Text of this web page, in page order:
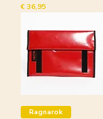
Prijs
€ 36,95
Ragnarok